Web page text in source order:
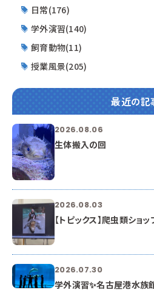
日常(176)
学外演習(140)
飼育動物(11)
授業風景(205)
最近の記
2026.08.06
生体搬入の回
2026.08.03
【トピックス】爬虫類ショ
2026.07.30
学外演習✨名古屋港水族